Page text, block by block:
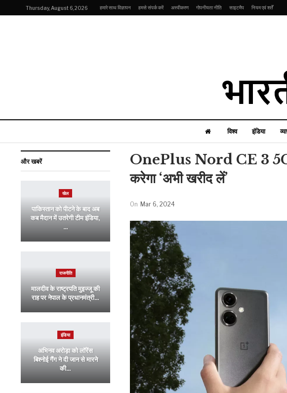
Thursday, August 6, 2026 हमारे साथ विज्ञापन हमसे संपर्क करें अस्वीकरण गोपनीयता नीति साइटमैप नियम एवं शर्तें
विश्व इंडिया
OnePlus Nord CE 3 5G
करेगा ‘अभी खरीद लें’
On Mar 6, 2024
और खबरें
खेल
पाकिस्तान को पीटने के बाद अब
कब मैदान में उतरेगी टीम इंडिया,
…
राजनीति
मालदीव के राष्ट्रपति मुइज्जू की
राह पर नेपाल के प्रधानमंत्री…
इंडिया
अभिनव अरोड़ा को लॉरेंस
बिश्नोई गैंग ने दी जान से मारने
की…